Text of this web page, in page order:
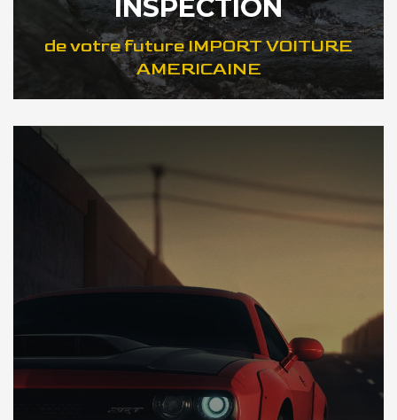
INSPECTION
de votre future IMPORT VOITURE
AMERICAINE
DÉCOUVREZ VOTRE INSPECTION AUTO USA